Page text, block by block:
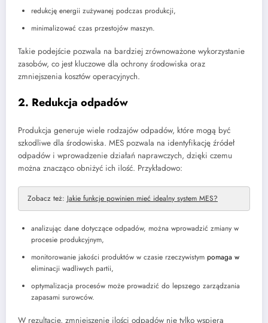
redukcję energii zużywanej podczas produkcji,
minimalizować czas przestojów maszyn.
Takie podejście pozwala na bardziej zrównoważone wykorzystanie
zasobów, co jest kluczowe dla ochrony środowiska oraz
zmniejszenia kosztów operacyjnych.
2. Redukcja odpadów
Produkcja generuje wiele rodzajów odpadów, które mogą być
szkodliwe dla środowiska. MES pozwala na identyfikację źródeł
odpadów i wprowadzenie działań naprawczych, dzięki czemu
można znacząco obniżyć ich ilość. Przykładowo:
Zobacz też: Jakie funkcje powinien mieć idealny system MES?
analizując dane dotyczące odpadów, można wprowadzić zmiany w
procesie produkcyjnym,
monitorowanie jakości produktów w czasie rzeczywistym pomaga w
eliminacji wadliwych partii,
optymalizacja procesów może prowadzić do lepszego zarządzania
zapasami surowców.
W rezultacie, zmniejszenie ilości odpadów nie tylko wspiera